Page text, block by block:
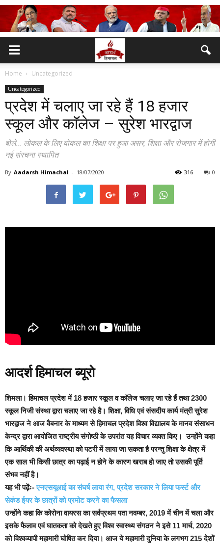
Home Uncategorized
Uncategorized
प्रदेश में चलाए जा रहे हैं 18 हजार
स्कूल और काॅलेज – सुरेश भारद्वाज
बोले... लोकल के लिए वोकल का शिक्षा पर हुआ असर, शिक्षा और रोजगार में होगी
नई संरचना स्थापित
By Aadarsh Himachal - 18/07/2020 0
316
आदर्श हिमाचल ब्यूरो
शिमला। हिमाचल प्रदेश में 18 हजार स्कूल व काॅलेज चलाए जा रहे हैं तथा 2300
स्कूल निजी संस्था द्वारा चलाए जा रहे है। शिक्षा, विधि एवं संसदीय कार्य मंत्री सुरेश
भारद्वाज ने आज वैबनार के माध्यम से हिमाचल प्रदेश विश्व विद्यालय के मानव संसाधन
केन्द्र द्वारा आयोजित राष्ट्रीय संगोष्ठी के उपरांत यह विचार व्यक्त किए।उन्होंने कहा
कि आर्थिकी की अर्थव्यवस्था को पटरी में लाया जा सकता है परन्तु शिक्षा के क्षेत्र में
एक साल भी किसी छात्र का पढ़ाई न होने के कारण खराब हो जाए तो उसकी पूर्ति
संभव नहीं है।
यह भी पढ़ेंः-एनएसयूआई का संघर्ष लाया रंग, प्रदेश सरकार ने लिया फर्स्ट और
सेकंड ईयर के छात्रों को प्रमोट करने का फैसला
उन्होंने कहा कि कोरोना वायरस का सर्वप्रथम पता नवम्बर, 2019 में चीन में चला और
इसके फैलाव एवं घातकता को देखते हुए विश्व स्वास्थ्य संगठन ने इसे 11 मार्च, 2020
को विश्वव्यापी महामारी घोषित कर दिया। आज ये महामारी दुनिया के लगभग 215 देशों